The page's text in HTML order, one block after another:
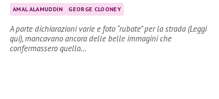
AMAL ALAMUDDIN GEORGE CLOONEY
A parte dichiarazioni varie e foto “rubate” per la strada (Leggi
qui), mancavano ancora delle belle immagini che
confermassero quello…